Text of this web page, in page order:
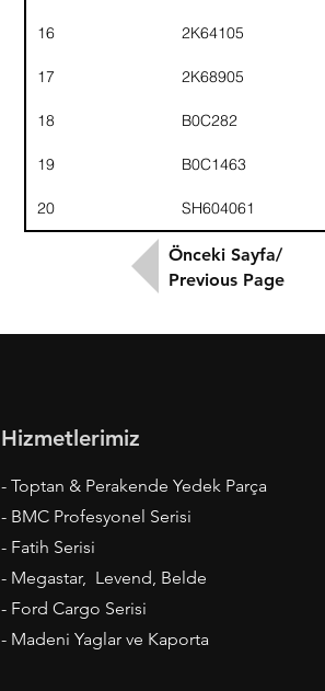
16 2K64105
17 2K68905
18 B0C282
19 B0C1463
20 SH604061
Önceki Sayfa/
Previous Page
Hizmetlerimiz
- Toptan & Perakende Yedek Parça
- BMC Profesyonel Serisi
- Fatih Serisi
- Megastar, Levend, Belde
- Ford Cargo Serisi
- Madeni Yaglar ve Kaporta